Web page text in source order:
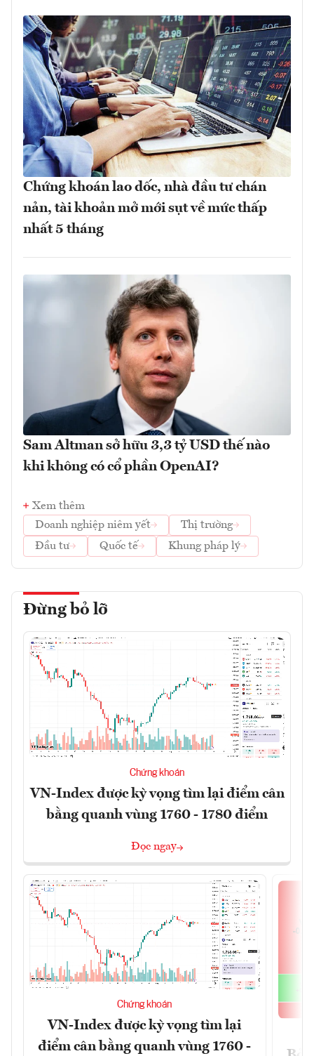
Chứng khoán lao dốc, nhà đầu tư chán
nản, tài khoản mở mới sụt về mức thấp
nhất 5 tháng
Sam Altman sở hữu 3,3 tỷ USD thế nào
khi không có cổ phần OpenAI?
Xem thêm
Doanh nghiệp niêm yết
Thị trường
Đầu tư
Quốc tế Khung pháp lý
Đừng bỏ lỡ
Chứng khoán
VN-Index được kỳ vọng tìm lại điểm cân
bằng quanh vùng 1760 - 1780 điểm
Đọc ngay
Chứng khoán
VN-Index được kỳ vọng tìm lại
điểm cân bằng quanh vùng 1760 -